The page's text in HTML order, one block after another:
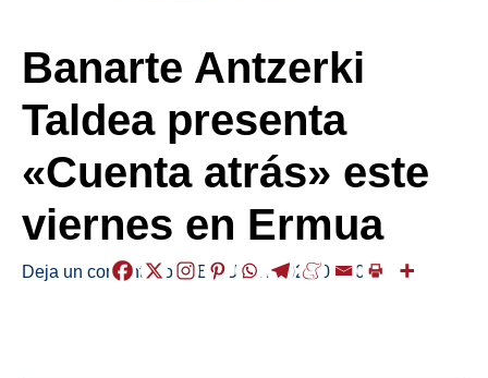
Banarte Antzerki
Taldea presenta
«Cuenta atrás» este
viernes en Ermua
Deja un comentario /ABISUAK /2025-06-10